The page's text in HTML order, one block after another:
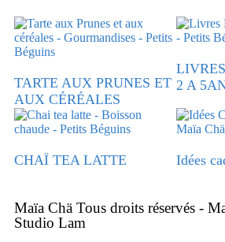
TARTE AUX PRUNES ET
AUX CÉRÉALES
2 A
CHAÏ TEA LATTE Idées
Maïa Chä Tous droits réservés -
Studio Lam